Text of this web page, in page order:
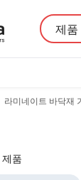
제품
라미네이트 바닥재
제품